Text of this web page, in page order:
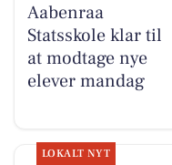
Aabenraa
Statsskole klar til
at modtage nye
elever mandag
LOKALT NYT